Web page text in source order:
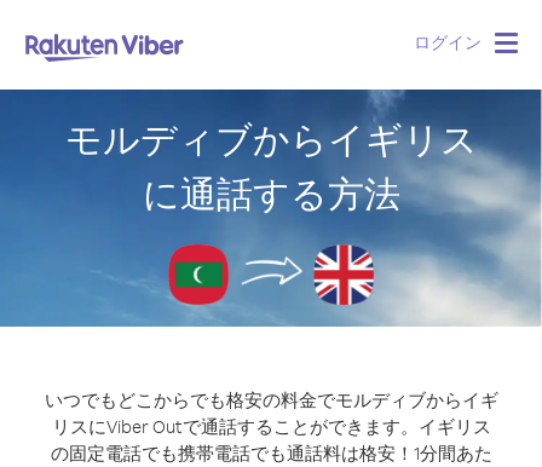
ログイン
モルディブからイギリス
に通話する方法
いつでもどこからでも格安の料金でモルディブからイギ
リスにViber Outで通話することができます。 イギリス
の固定電話でも携帯電話でも通話料は格安！1分間あた